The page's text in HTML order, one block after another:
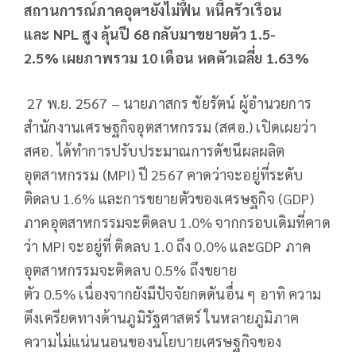
สถานการณ์ภาคอุตฯยังไม่ฟื้น หนี้ครัวเรือน
และ NPLสูง ลุ้นปี 68 กลับมาขยายตัว 1.5-
2.5% เผยภาพรวม 10 เดือน หดตัวเฉลี่ย 1.63%
27 พ.ย. 2567 – นายภาสกร ชัยรัตน์ ผู้อำนวยการ
สำนักงานเศรษฐกิจอุตสาหกรรม (สศอ.) เปิดเผยว่า
สศอ. ได้ทำการปรับประมาณการดัชนีผลผลิต
อุตสาหกรรม (MPI) ปี 2567 คาดว่าจะอยู่ที่ระดับ
ติดลบ 1.6% และการขยายตัวของเศรษฐกิจ (GDP)
ภาคอุตสาหกรรมจะติดลบ 1.0% จากกรอบเดิมที่คาด
ว่า MPI จะอยู่ที่ ติดลบ 1.0 ถึง 0.0% และGDP ภาค
อุตสาหกรรมจะติดลบ 0.5% ถึงขยาย
ตัว 0.5% เนื่องจากยังมีปัจจัยกดดันอื่น ๆ อาทิ ความ
ตึงเครียดทางด้านภูมิรัฐศาสตร์ ในหลายภูมิภาค
ความไม่แน่นนอนของนโยบายเศรษฐกิจของ